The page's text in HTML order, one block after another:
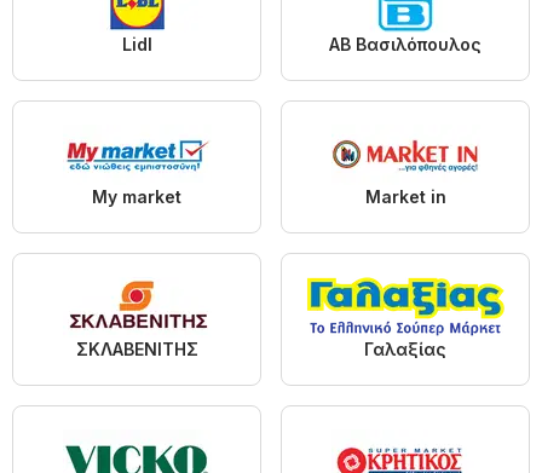
Lidl ΑΒ Βασιλόπουλος
My market Market in
ΣΚΛΑΒΕΝΙΤΗΣ Γαλαξίας